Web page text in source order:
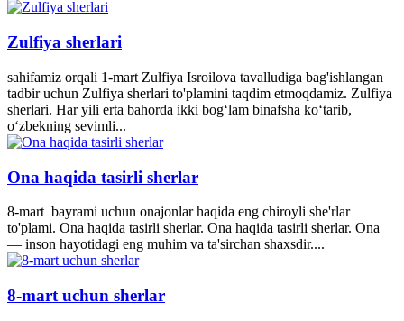
Zulfiya sherlari
sahifamiz orqali 1-mart Zulfiya Isroilova tavalludiga bag'ishlangan
tadbir uchun Zulfiya sherlari to'plamini taqdim etmoqdamiz. Zulfiya
sherlari. Har yili erta bahorda ikki bogʻlam binafsha koʻtarib,
oʻzbekning sevimli...
Ona haqida tasirli sherlar
8-mart bayrami uchun onajonlar haqida eng chiroyli she'rlar
to'plami. Ona haqida tasirli sherlar. Ona haqida tasirli sherlar. Ona
— inson hayotidagi eng muhim va ta'sirchan shaxsdir....
8-mart uchun sherlar